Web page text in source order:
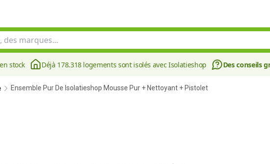
stock Déjà 178.318 logements sont isolés avec Isolatieshop Des conseils
Ensemble Pur De Isolatieshop Mousse Pur + Nettoyant + Pistolet